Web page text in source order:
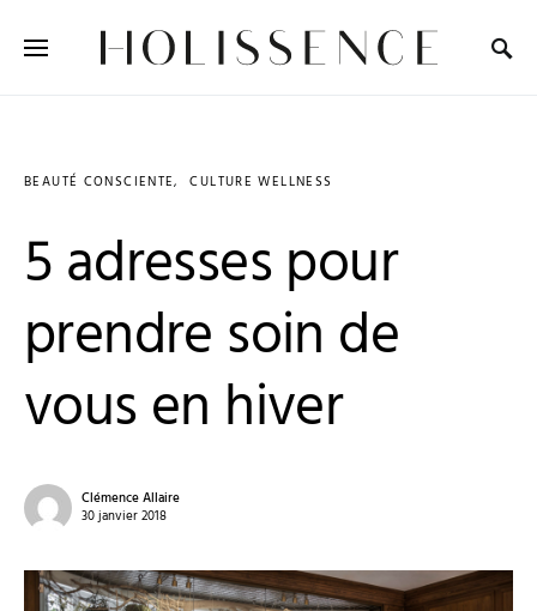
BEAUTÉ CONSCIENTE CULTURE WELLNESS
5 adresses pour
prendre soin de
vous en hiver
Clémence Allaire
30 janvier 2018